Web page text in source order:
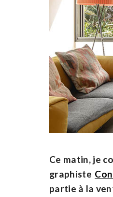
Ce matin, je
graphiste
partie à la